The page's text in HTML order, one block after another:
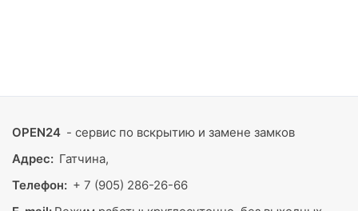
OPEN24 - сервис по вскрытию и замене замков
Адрес: Гатчина,
Телефон: + 7 (905) 286-26-66